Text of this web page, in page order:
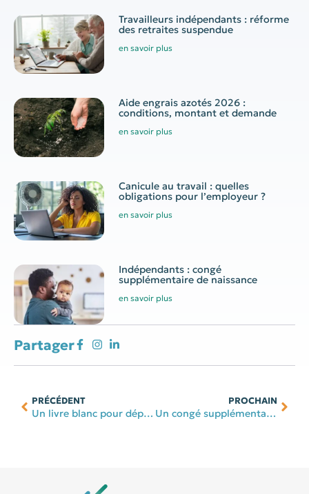
Travailleurs indépendants : réforme
des retraites suspendue
en savoir plus
Aide engrais azotés 2026 :
conditions, montant et demande
en savoir plus
Canicule au travail : quelles
obligations pour l’employeur ?
en savoir plus
Indépendants : congé
supplémentaire de naissance
en savoir plus
Partager
PRÉCÉDENT
Un livre blanc pour déployer l’intelligence artificielle
PROCHAIN
Un congé supplémentaire de naissance pour les indépendants